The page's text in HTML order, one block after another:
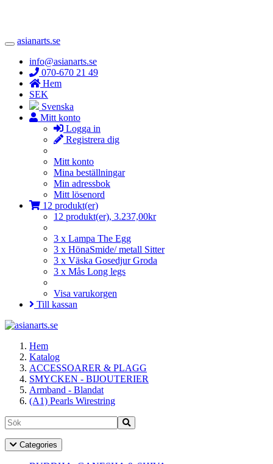
Toggle
Navigation
asianarts.se
info@asianarts.se
070-670 21 49
Hem
SEK
Svenska
Mitt konto
Logga in
Registrera dig
Mitt konto
Mina beställningar
Min adressbok
Mitt lösenord
12 produkt(er)
12 produkt(er), 3.237,00kr
3 x Lampa The Egg
3 x HönaSmide/ metall Sitter
3 x Väska Gosedjur Groda
3 x Mås Long legs
Visa varukorgen
Till kassan
Hem
Katalog
ACCESSOARER & PLAGG
SMYCKEN - BIJOUTERIER
Armband - Blandat
(A1) Pearls Wirestring
Toggle
Navigation
Categories